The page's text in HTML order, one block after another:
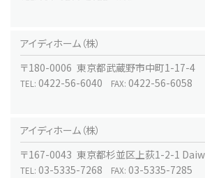
アイディホーム（株）
〒180-0006 東京都武蔵野市中町1-17-4
TEL: 0422-56-6040 FAX: 0422-56-6058
アイディホーム（株）
〒167-0043 東京都杉並区上荻1-2-1
TEL: 03-5335-7268 FAX: 03-5335-7285